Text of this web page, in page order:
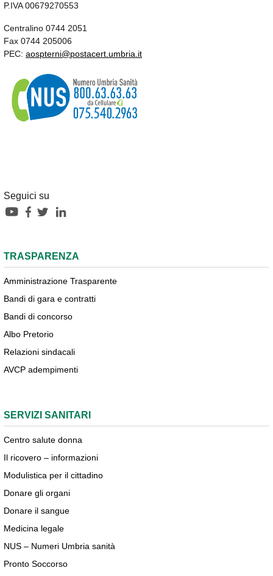
P.IVA 00679270553
Centralino 0744 2051
Fax 0744 205006
PEC: aospterni@postacert.umbria.it
Seguici su
TRASPARENZA
Amministrazione Trasparente
Bandi di gara e contratti
Bandi di concorso
Albo Pretorio
Relazioni sindacali
AVCP adempimenti
SERVIZI SANITARI
Centro salute donna
Il ricovero – informazioni
Modulistica per il cittadino
Donare gli organi
Donare il sangue
Medicina legale
NUS – Numeri Umbria sanità
Pronto Soccorso